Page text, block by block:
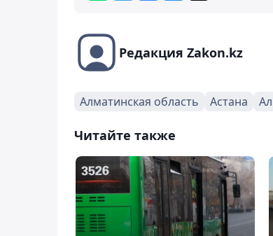
Редакция Zakon.kz
Алматинская область Астана
Читайте также